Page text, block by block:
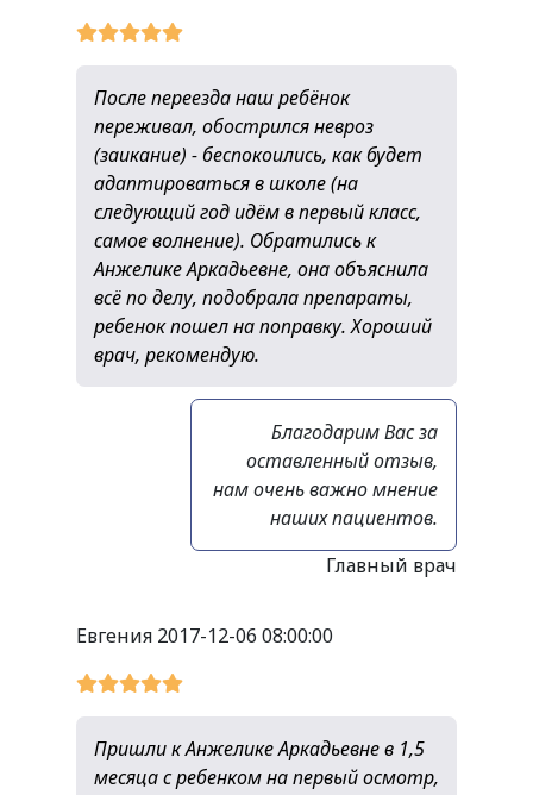
После переезда наш ребёнок
переживал, обострился невроз
(заикание) - беспокоились, как будет
адаптироваться в школе (на
следующий год идём в первый класс,
самое волнение). Обратились к
Анжелике Аркадьевне, она объяснила
всё по делу, подобрала препараты,
ребенок пошел на поправку. Хороший
врач, рекомендую.
Благодарим Вас за
оставленный отзыв,
нам очень важно мнение
наших пациентов.
Главный врач
Евгения 2017-12-06 08:00:00
Пришли к Анжелике Аркадьевне в 1,5
месяца с ребенком на первый осмотр,